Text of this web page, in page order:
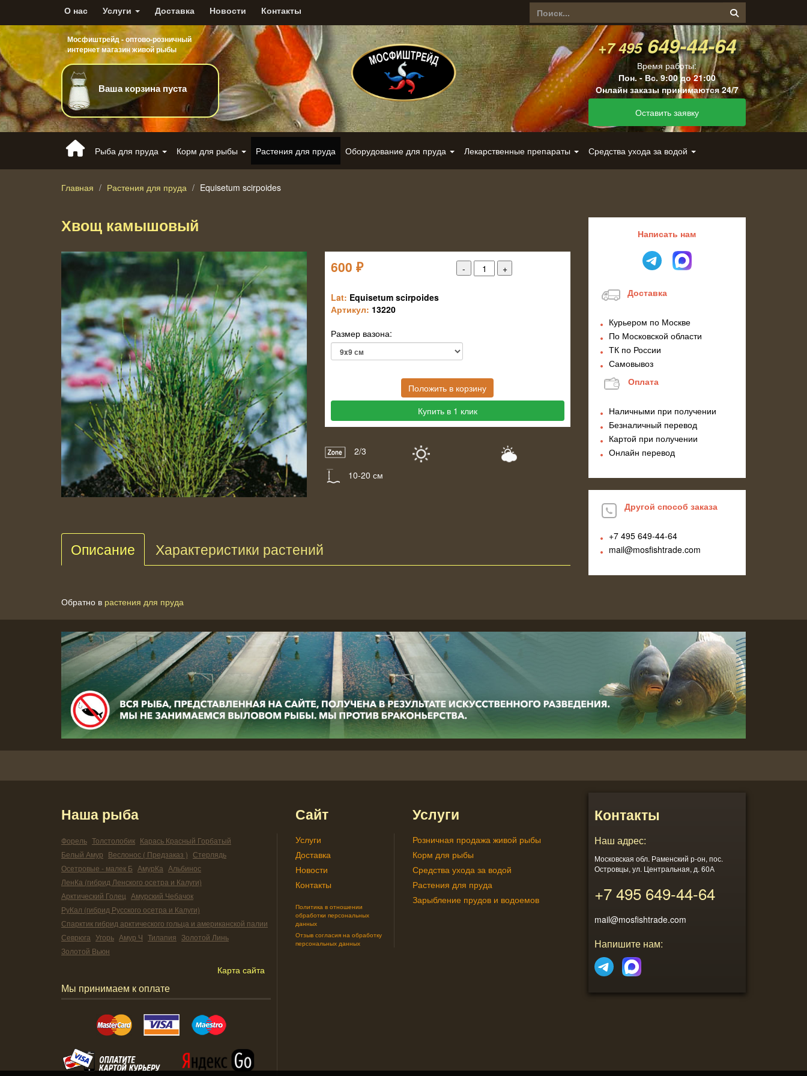
О нас Услуги Доставка Новости Контакты
Мосфиштрейд - оптово-розничный
интернет магазин живой рыбы
Ваша корзина пуста
+7 495649-44-64
Время работы:
Пон. - Вс. 9:00 до 21:00
Онлайн заказы принимаются 24/7
Оставить заявку
Рыба для пруда Корм для рыбы Растения для пруда Оборудование для пруда Лекарственные препараты Средства ухода за водой
Главная Растения для пруда Equisetum scirpoides
Хвощ камышовый
600 ₽
Lat: Equisetum scirpoides
Артикул: 13220
Размер вазона:
Положить в корзину
Купить в 1 клик
2/3
10-20 см
Описание Характеристики растений
Обратно в растения для пруда
Написать нам
Доставка
Курьером по Москве
По Московской области
ТК по России
Самовывоз
Оплата
Наличными при получении
Безналичный перевод
Картой при получении
Онлайн перевод
Другой способ заказа
+7 495649-44-64
mail@mosfishtrade.com
Наша рыба
Форель Толстолобик Карась Красный Горбатый
Белый Амур Веслонос ( Предзаказ ) Стерлядь
Осетровые - малек Б АмурКа Альбинос
ЛенКа (гибрид Ленского осетра и Калуги)
Арктический Голец Амурский Чебачок
РуКал (гибрид Русского осетра и Калуги)
Спарктик гибрид арктического гольца и американской палии
Севрюга Угорь Амур Ч Тилапия Золотой Линь
Золотой Вьюн
Карта сайта
Мы принимаем к оплате
Сайт
Услуги
Доставка
Новости
Контакты
Политика в отношении
обработки персональных
данных
Отзыв согласия на обработку
персональных данных
Услуги
Розничная продажа живой рыбы
Корм для рыбы
Средства ухода за водой
Растения для пруда
Зарыбление прудов и водоемов
Контакты
Наш адрес:
Московская обл. Раменский р-он, пос.
Островцы, ул. Центральная, д. 60А
+7 495649-44-64
mail@mosfishtrade.com
Напишите нам: